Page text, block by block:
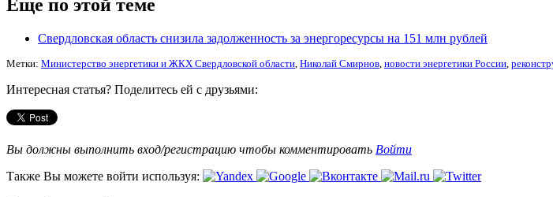
Еще по этой теме
Свердловская область снизила задолженность за энергоресурсы на 151 млн рублей
Метки: Министерство энергетики и ЖКХ Свердловской области Николай Смирнов новости энергетики России
Интересная статья? Поделитесь ей с друзьями:
Вы должны выполнить вход/регистрацию чтобы комментировать Войти
Также Вы можете войти используя: